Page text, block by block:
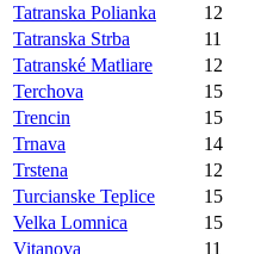
Tatranska Polianka
12
Tatranska Strba
11
Tatranské Matliare
12
Terchova
15
Trencin
15
Trnava
14
Trstena
12
Turcianske Teplice
15
Velka Lomnica
15
Vitanova
11